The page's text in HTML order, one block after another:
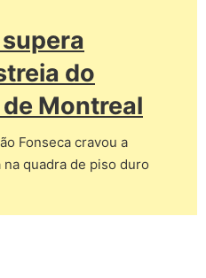
do
Montreal
Fonseca cravou a
quadra de piso duro